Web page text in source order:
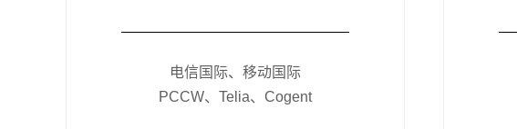
电信国际、移动国际
PCCW、Telia、Cogent